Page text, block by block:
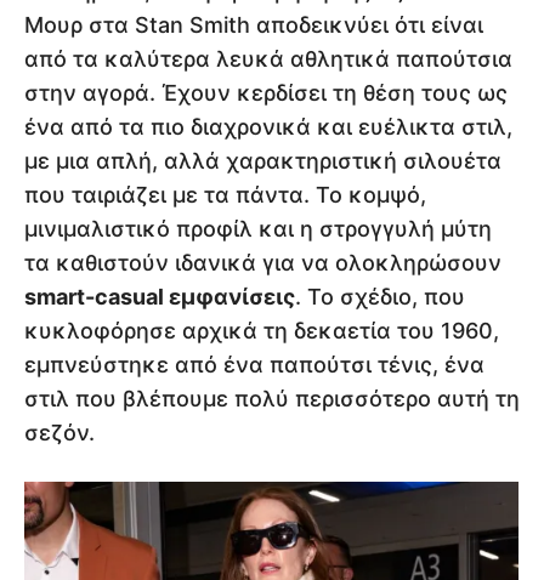
Μουρ στα Stan Smith αποδεικνύει ότι είναι
από τα καλύτερα λευκά αθλητικά παπούτσια
στην αγορά. Έχουν κερδίσει τη θέση τους ως
ένα από τα πιο διαχρονικά και ευέλικτα στιλ,
με μια απλή, αλλά χαρακτηριστική σιλουέτα
που ταιριάζει με τα πάντα. Το κομψό,
μινιμαλιστικό προφίλ και η στρογγυλή μύτη
τα καθιστούν ιδανικά για να ολοκληρώσουν
smart-casual εμφανίσεις. Το σχέδιο, που
κυκλοφόρησε αρχικά τη δεκαετία του 1960,
εμπνεύστηκε από ένα παπούτσι τένις, ένα
στιλ που βλέπουμε πολύ περισσότερο αυτή τη
σεζόν.